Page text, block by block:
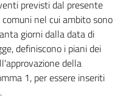
previsti dal presente
nel cui ambito sono
giorni dalla data di
definiscono i piani dei
della
1, per essere inseriti